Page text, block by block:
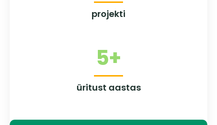
projekti
5+
üritust aastas